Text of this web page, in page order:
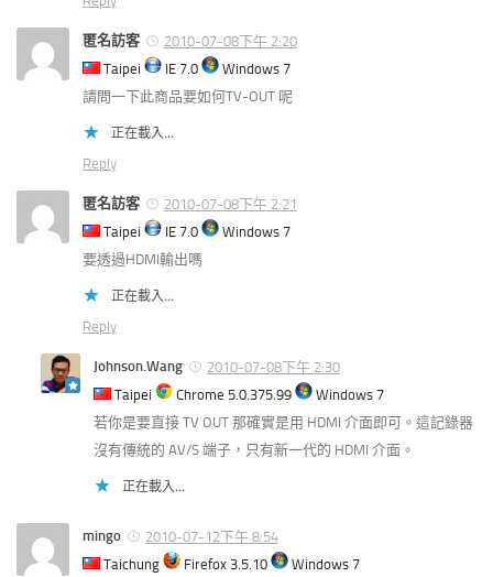
匿名訪客
2010-07-08下午 2:20
Taipei
IE 7.0
Windows 7
請問一下此商品要如何TV-OUT 呢
正在載入...
Reply
匿名訪客
2010-07-08下午 2:21
Taipei
IE 7.0
Windows 7
要透過HDMI輸出嗎
正在載入...
Reply
Johnson.Wang
2010-07-08下午 2:30
Taipei
Chrome 5.0.375.99
Windows 7
若你是要直接 TV OUT 那確實是用 HDMI 介面即可。這記錄器
沒有傳統的 AV/S 端子，只有新一代的 HDMI 介面。
正在載入...
mingo
2010-07-12下午 8:54
Taichung
Firefox 3.5.10
Windows 7